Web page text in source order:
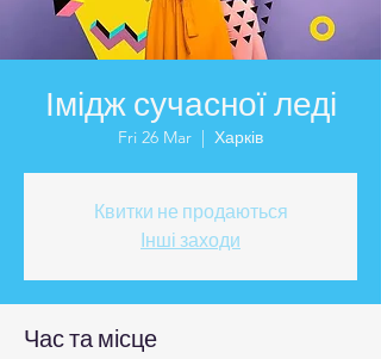
Імідж сучасної леді
Fri 26 Mar
  |
Харків
Квитки не продаються
Інші заходи
Час та місце